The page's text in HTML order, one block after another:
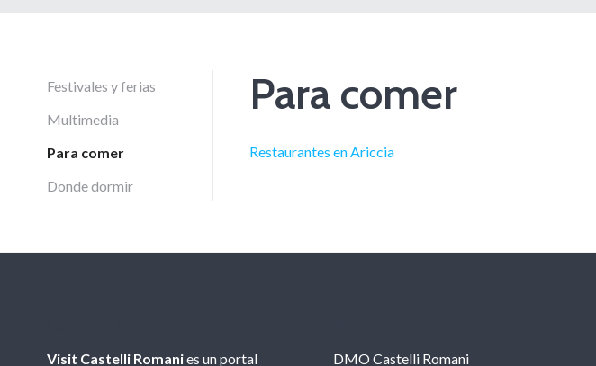
Festivales y ferias
Multimedia
Para comer
Donde dormir
Para comer
Restaurantes en Ariccia
Visit Castelli Romanies un portal DMO Castelli Romani